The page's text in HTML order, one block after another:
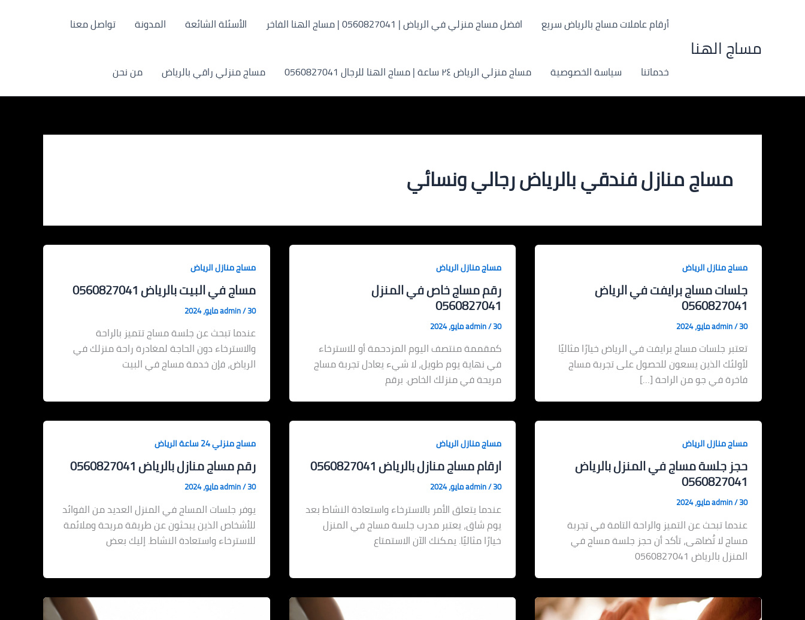
مساج الهنا
أرقام عاملات مساج بالرياض سريع افضل مساج منزلي في الرياض | 0560827041 | مساج الهنا الفاخر الأسئلة الشائعة المدونة تواصل معنا
خدماتنا سياسة الخصوصية مساج منزلي الرياض ٢٤ ساعة | مساج الهنا للرجال 0560827041 مساج منزلي راقي بالرياض من نحن
مساج منازل فندقي بالرياض رجالي ونسائي
مساج منازل الرياض
جلسات مساج برايفت في الرياض
0560827041
admin/30 مايو، 2024
تعتبر جلسات مساج برايفت في الرياض خيارًا مثاليًا
لأولئك الذين يسعون للحصول على تجربة مساج
فاخرة في جو من الراحة […]
مساج منازل الرياض
رقم مساج خاص في المنزل
0560827041
admin/30 مايو، 2024
كمقممة منتصف اليوم المزدحمة أو للاسترخاء
في نهاية يوم طويل، لا شيء يعادل تجربة مساج
مريحة في منزلك الخاص. برقم
مساج منازل الرياض
مساج في البيت بالرياض 0560827041
admin/30 مايو، 2024
عندما تبحث عن جلسة مساج تتميز بالراحة
والاسترخاء دون الحاجة لمغادرة راحة منزلك في
الرياض، فإن خدمة مساج في البيت
مساج منازل الرياض
حجز جلسة مساج في المنزل بالرياض
0560827041
admin/30 مايو، 2024
عندما تبحث عن التميز والراحة التامة في تجربة
مساج لا تُضاهى، تأكد أن حجز جلسة مساج في
المنزل بالرياض 0560827041
مساج منازل الرياض
ارقام مساج منازل بالرياض 0560827041
admin/30 مايو، 2024
عندما يتعلق الأمر بالاسترخاء واستعادة النشاط بعد
يوم شاق، يعتبر مدرب جلسة مساج في المنزل
خيارًا مثاليًا. يمكنك الآن الاستمتاع
مساج منزلي 24 ساعة الرياض
رقم مساج منازل بالرياض 0560827041
admin/30 مايو، 2024
يوفر جلسات المساج في المنزل العديد من الفوائد
للأشخاص الذين يبحثون عن طريقة مريحة وملائمة
للاسترخاء واستعادة النشاط. إليك بعض